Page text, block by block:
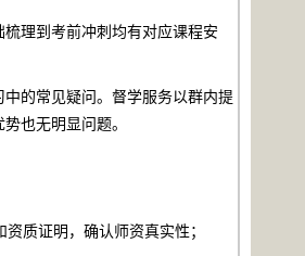
理到考前冲刺均有对应课程安
的常见疑问。督学服务以群内提
也无明显问题。
质证明，确认师资真实性；